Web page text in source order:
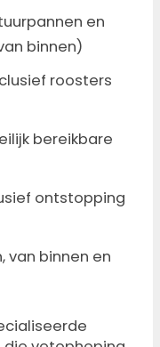
en
binnen)
roosters
bereikbare
ontstopping
van binnen en